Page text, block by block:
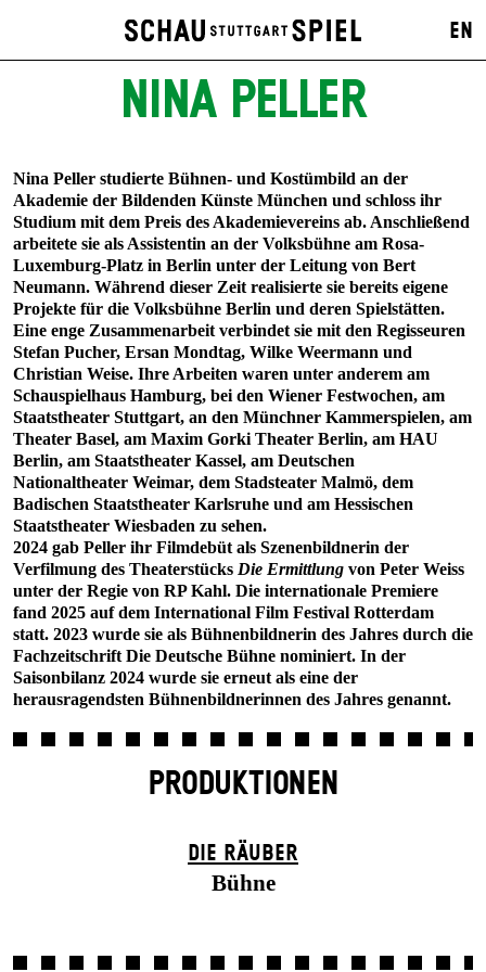
EN
NINA PELLER
Nina Peller studierte Bühnen- und Kostümbild an der
Akademie der Bildenden Künste München und schloss ihr
Studium mit dem Preis des Akademievereins ab. Anschließend
arbeitete sie als Assistentin an der Volksbühne am Rosa-
Luxemburg-Platz in Berlin unter der Leitung von Bert
Neumann. Während dieser Zeit realisierte sie bereits eigene
Projekte für die Volksbühne Berlin und deren Spielstätten.
Eine enge Zusammenarbeit verbindet sie mit den Regisseuren
Stefan Pucher, Ersan Mondtag, Wilke Weermann und
Christian Weise. Ihre Arbeiten waren unter anderem am
Schauspielhaus Hamburg, bei den Wiener Festwochen, am
Staatstheater Stuttgart, an den Münchner Kammerspielen, am
Theater Basel, am Maxim Gorki Theater Berlin, am HAU
Berlin, am Staatstheater Kassel, am Deutschen
Nationaltheater Weimar, dem Stadsteater Malmö, dem
Badischen Staatstheater Karlsruhe und am Hessischen
Staatstheater Wiesbaden zu sehen.
2024 gab Peller ihr Filmdebüt als Szenenbildnerin der
Verfilmung des Theaterstücks Die Ermittlung von Peter Weiss
unter der Regie von RP Kahl. Die internationale Premiere
fand 2025 auf dem International Film Festival Rotterdam
statt. 2023 wurde sie als Bühnenbildnerin des Jahres durch die
Fachzeitschrift Die Deutsche Bühne nominiert. In der
Saisonbilanz 2024 wurde sie erneut als eine der
herausragendsten Bühnenbildnerinnen des Jahres genannt.
PRODUKTIONEN
DIE RÄUBER
Bühne